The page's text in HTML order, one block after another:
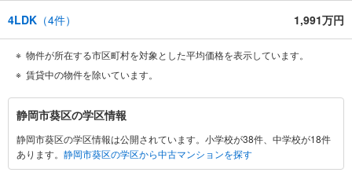
4LDK （4件） 1,991万円
物件が所在する市区町村を対象とした平均価格を表示しています。
賃貸中の物件を除いています。
静
岡
市
葵
静岡市葵区の学区情報
静岡市葵区の学区情報は公開されています。小学校が38件、中学校が18件
あります。 静岡市葵区の学区から中古マンションを探す